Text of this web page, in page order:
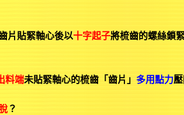
片貼緊軸心後以十字起子將梳齒的螺絲鎖
料端未貼緊軸心的梳齒「齒片」 多用點力
？